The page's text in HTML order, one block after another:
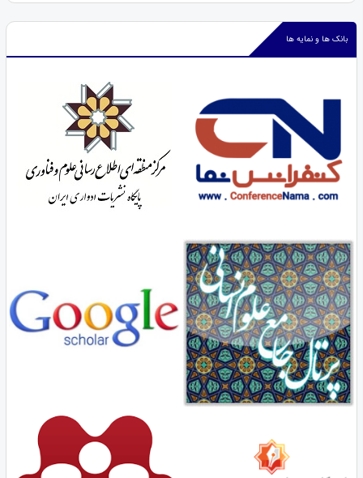
بانک ها و نمایه ها